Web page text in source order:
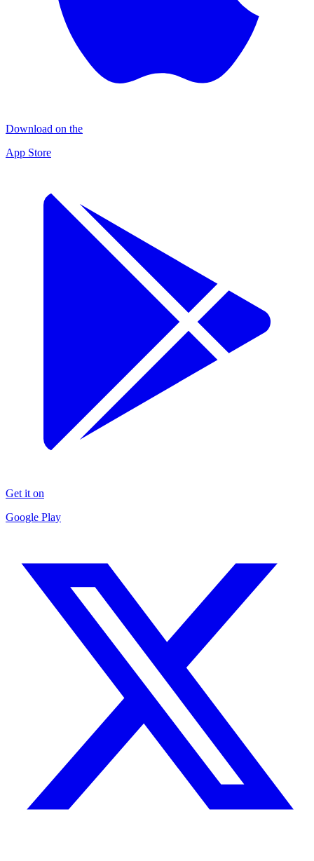
Download on the
App Store
Get it on
Google Play